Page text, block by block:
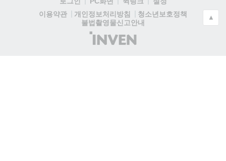
이용약관
개인정보처리방침
청소년보호정책
불법촬영물신고안내
(주)
인
▲